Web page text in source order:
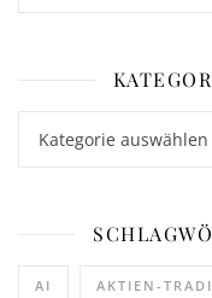
2023 – schaut
AI AKTIEN-